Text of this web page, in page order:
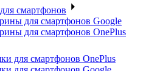
смартфонов
для смартфонов Google
для смартфонов OnePlus
для смартфонов OnePlus